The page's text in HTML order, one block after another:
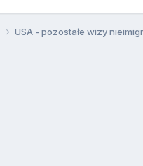
USA - pozostałe wizy